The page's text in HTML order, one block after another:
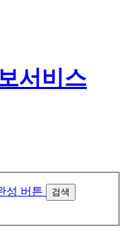
검색